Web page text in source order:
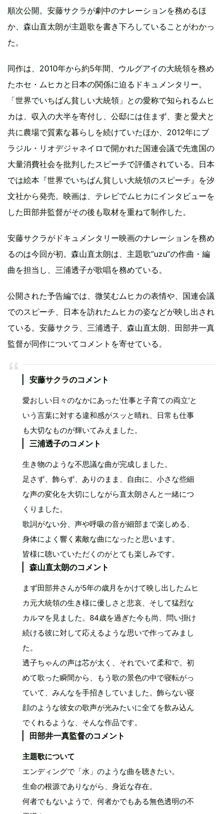
順次公開。安藤サクラが劇中のナレーションを務めるほ
か、森山直太朗が主題歌を書き下ろしていることがわかっ
た。
同作は、2010年から約5年間、ウルグアイの大統領を務め
たホセ・ムヒカと日本の関係に迫るドキュメンタリー。
「世界でいちばん貧しい大統領」との愛称で知られるムヒ
カは、収入の大半を寄付し、公邸には住まず、妻と愛犬と
共に農場で質素な暮らしを続けていたほか、2012年にブ
ラジル・リオデジャネイロで開かれた国連会議で先進国の
大量消費社会を批判したスピーチで評価されている。日本
では絵本『世界でいちばん貧しい大統領のスピーチ』を汐
文社から発売。映画は、テレビでムヒカにインタビューを
した田部井監督がその後も取材を重ねて制作した。
安藤サクラがドキュメンタリー映画のナレーションを務め
るのは今回が初。森山直太朗は、主題歌“uzu”の作曲・編
曲を担当し、三浦透子が歌唱を務めている。
公開された予告編では、微笑むムヒカの表情や、国連会議
でのスピーチ、日本を訪れたムヒカの姿などが映し出され
ている。安藤サクラ、三浦透子、森山直太朗、田部井一真
監督が同作についてコメントを寄せている。
安藤サクラのコメント
愛おしい日々のなかにあった'仕事と子育ての両立'と
いう言葉に対する違和感がスッと晴れ、日常も仕事
も大切なものが輝いてみえました。
三浦透子のコメント
生き物のような不思議な曲が完成しました。
足さず、飾らず、ありのまま、自由に、小さな些細
な声の変化を大切にしながら直太朗さんと一緒につ
くりました。
歌詞がない分、声や呼吸の音が細部まで楽しめる、
身体によく響く素敵な曲になったと思います。
皆様に聴いていただくのがとても楽しみです。
森山直太朗のコメント
まず田部井さんが5年の歳月をかけて映し出したムヒ
カ元大統領の生き様に優しさと悲哀、そして猛烈な
カルマを見ました。84歳を過ぎた今も尚、問い掛け
続ける彼に対して応えるような思いで作ってみまし
た。
透子ちゃんの声は芯が太く、それでいて柔和で。初
めて歌った瞬間から、もう歌の景色の中で寝転がっ
ていて、みんなを手招きしていました。飾らない寝
顔のような彼女の歌声が光みたいに全てを飲み込ん
でくれるような、そんな作品です。
田部井一真監督のコメント
主題歌について
エンディングで「水」のような曲を聴きたい。
生命の根源でありながら、身近な存在。
何者でもないようで、何者かでもある無色透明の不